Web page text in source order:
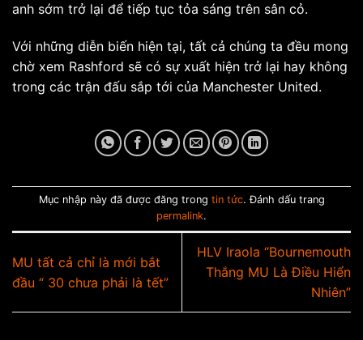
anh sớm trở lại để tiếp tục tỏa sáng trên sân cỏ.
Với những diễn biến hiện tại, tất cả chúng ta đều mong
chờ xem Rashford sẽ có sự xuất hiện trở lại hay không
trong các trận đấu sắp tới của Manchester United.
Mục nhập này đã được đăng trong tin tức. Đánh dấu trang
permalink.
MU tất cả chỉ là mới bắt
đầu “ 30 chưa phải là tết”
HLV Iraola “Bournemouth
Thắng MU Là Điều Hiển
Nhiên”